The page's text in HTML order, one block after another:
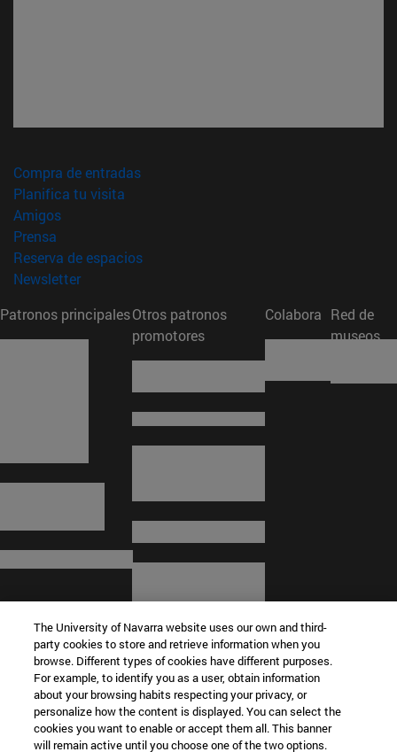
Compra de entradas(abre en nueva ventana)
Planifica tu visita
Amigos(abre en nueva ventana)
Prensa
Reserva de espacios(abre en nueva ventana)
Newsletter(abre en nueva ventana)
Patronos principalesOtros patronos
promotores
Colabora Red de
museos
© Universidad de Navarra
Información legal
The University of Navarra website uses our own and third-
party cookies to store and retrieve information when you
browse. Different types of cookies have different purposes.
For example, to identify you as a user, obtain information
about your browsing habits respecting your privacy, or
personalize how the content is displayed. You can select the
cookies you want to enable or accept them all. This banner
will remain active until you choose one of the two options.